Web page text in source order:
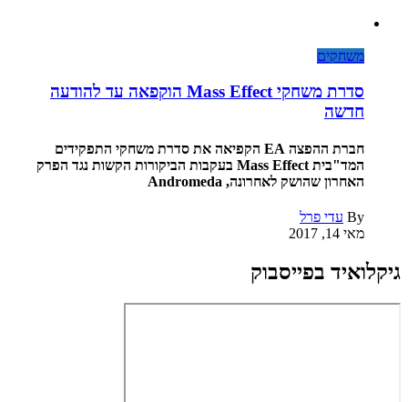
משחקים
סדרת משחקי Mass Effect הוקפאה עד להודעה
חדשה
חברת ההפצה EA הקפיאה את סדרת משחקי התפקידים
המד"בית Mass Effect בעקבות הביקורות הקשות נגד הפרק
האחרון שהושק לאחרונה, Andromeda
By עדי פרל
מאי 14, 2017
גיקלואיד בפייסבוק